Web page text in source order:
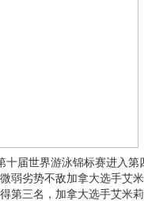
届世界游泳锦标赛进入第
弱劣势不敌加拿大选手艾
第三名，加拿大选手艾米